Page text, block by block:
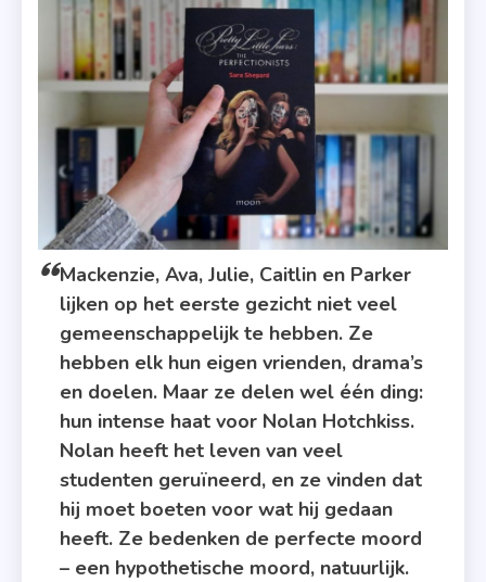
Mackenzie, Ava, Julie, Caitlin en Parker
lijken op het eerste gezicht niet veel
gemeenschappelijk te hebben. Ze
hebben elk hun eigen vrienden, drama’s
en doelen. Maar ze delen wel één ding:
hun intense haat voor Nolan Hotchkiss.
Nolan heeft het leven van veel
studenten geruïneerd, en ze vinden dat
hij moet boeten voor wat hij gedaan
heeft. Ze bedenken de perfecte moord
– een hypothetische moord, natuurlijk.